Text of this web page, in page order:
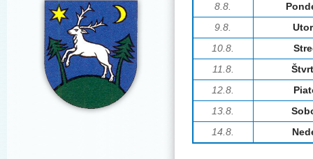
8.8.
9.8.
10.8.
11.8.
12.8.
13 .8.
14.8.